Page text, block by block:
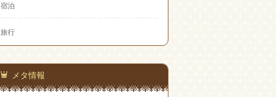
宿泊
旅行
メタ情報